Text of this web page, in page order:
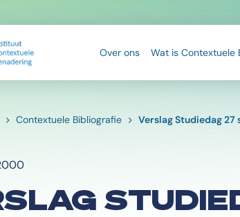
Over ons Wat is Contextuele
Contextuele Bibliografie Verslag Studiedag